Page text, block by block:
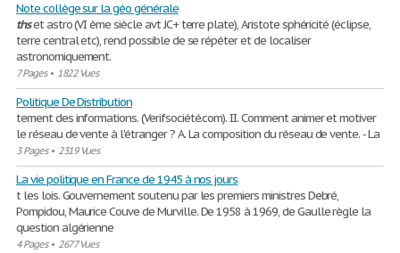
Note collège sur la géo générale
thset astro (VI ème siècle avt JC+ terre plate), Aristote sphéricité (éclipse,
terre central etc), rend possible de se répéter et de localiser
astronomiquement.
7 Pages• 1822 Vues
Politique De Distribution
tement des informations. (Verifsociété.com). II. Comment animer et motiver
le réseau de vente à l'étranger ? A. La composition du réseau de vente. - La
3 Pages• 2319 Vues
La vie politique en France de 1945 à nos jours
t les lois. Gouvernement soutenu par les premiers ministres Debré,
Pompidou, Maurice Couve de Murville. De 1958 à 1969, de Gaulle règle la
question algérienne
4 Pages• 2677 Vues